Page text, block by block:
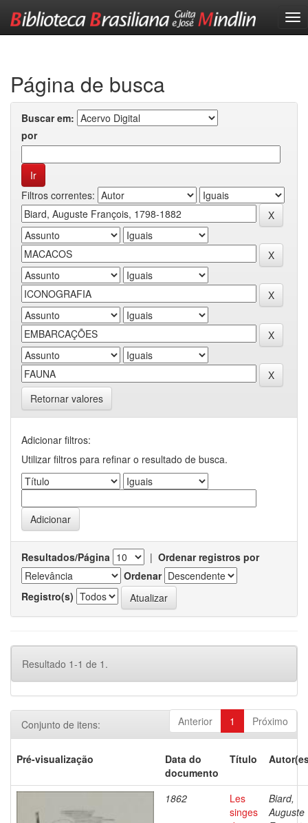
Página de busca
Buscar em:
por
Filtros correntes:
Retornar valores
Adicionar filtros:
Utilizar filtros para refinar o resultado de busca.
Resultados/Página | Ordenar registros por
Ordenar
Registro(s)
Resultado 1-1 de 1.
Anterior 1 Próximo
Conjunto de itens:
Pré-visualização
Data do
documento
Título
1862
Les
singes
Biard,
Auguste